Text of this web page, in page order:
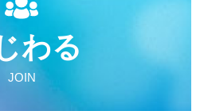
わる
JOIN